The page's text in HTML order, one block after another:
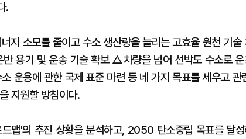
.
지 소모를 줄이고 수소 생산량을 늘리는 고효율 원천 기술
용기 및 운송 기술 확보 △차량을 넘어 선박도 수소로 운
운용에 관한 국제 표준 마련 등 네 가지 목표를 세우고 관
지원할 방침이다.
맵'의 추진 상황을 분석하고, 2050 탄소중립 목표를 달